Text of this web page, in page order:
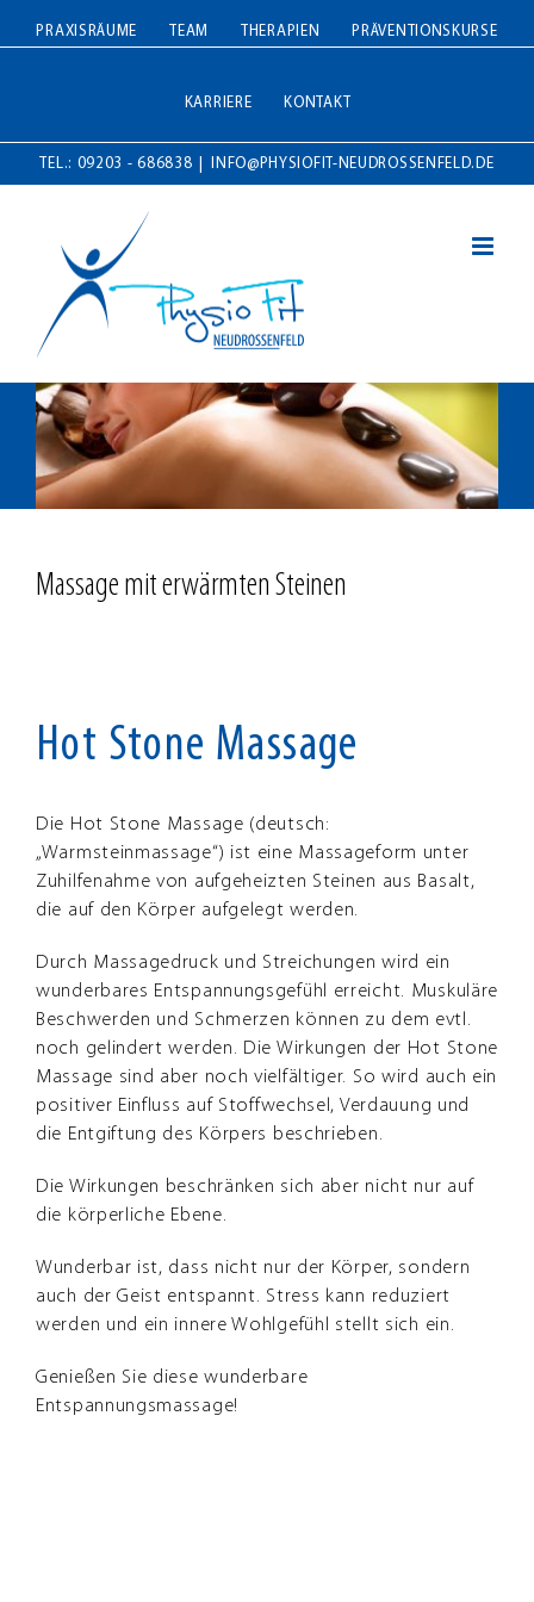
Inhalt
PRAXISRÄUME TEAM THERAPIEN PRÄVENTIONSKURSE
KARRIERE KONTAKT
TEL.: 09203 - 686838 INFO@PHYSIOFIT-NEUDROSSENFELD.DE
Massage mit erwärmten Steinen
Hot Stone Massage
Die Hot Stone Massage (deutsch:
„Warmsteinmassage“) ist eine Massageform unter
Zuhilfenahme von aufgeheizten Steinen aus Basalt,
die auf den Körper aufgelegt werden.
Durch Massagedruck und Streichungen wird ein
wunderbares Entspannungsgefühl erreicht. Muskuläre
Beschwerden und Schmerzen können zu dem evtl.
noch gelindert werden. Die Wirkungen der Hot Stone
Massage sind aber noch vielfältiger. So wird auch ein
positiver Einfluss auf Stoffwechsel, Verdauung und
die Entgiftung des Körpers beschrieben.
Die Wirkungen beschränken sich aber nicht nur auf
die körperliche Ebene.
Wunderbar ist, dass nicht nur der Körper, sondern
auch der Geist entspannt. Stress kann reduziert
werden und ein innere Wohlgefühl stellt sich ein.
Genießen Sie diese wunderbare
Entspannungsmassage!